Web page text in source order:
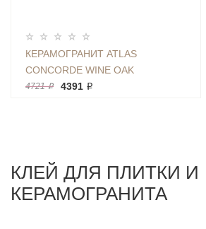
КЕРАМОГРАНИТ ATLAS
CONCORDE WINE OAK
CHAMPAGNE RET 20Х160
4721 ₽ 4391 ₽
КЛЕЙ ДЛЯ ПЛИТКИ И
КЕРАМОГРАНИТА